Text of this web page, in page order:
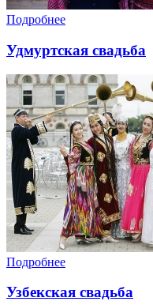
Подробнее
Удмуртская свадьба
Подробнее
Узбекская свадьба